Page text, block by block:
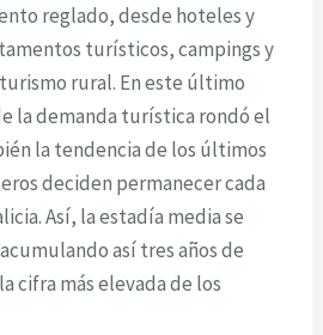
reglado, desde hoteles y
turísticos, campings y
rural. En este último
la demanda turística rondó el
la tendencia de los últimos
deciden permanecer cada
Así, la estadía media se
así tres años de
cifra más elevada de los